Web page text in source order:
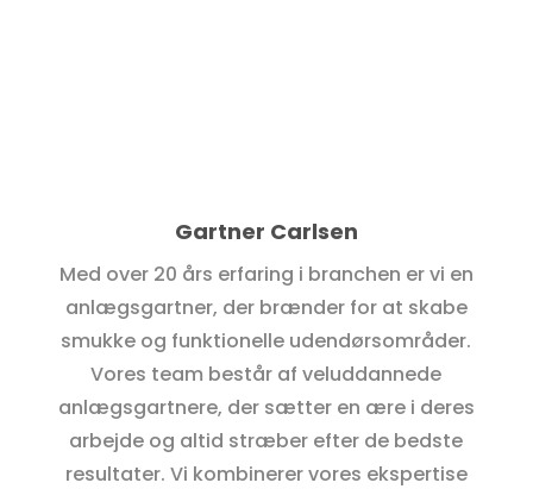
Gartner Carlsen
Med over 20 års erfaring i branchen er vi en
anlægsgartner, der brænder for at skabe
smukke og funktionelle udendørsområder.
Vores team består af veluddannede
anlægsgartnere, der sætter en ære i deres
arbejde og altid stræber efter de bedste
resultater. Vi kombinerer vores ekspertise